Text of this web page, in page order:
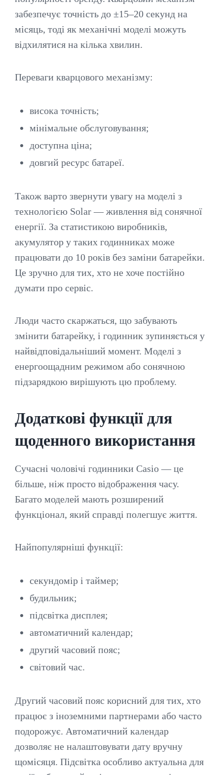
забезпечує точність до ±15–20 секунд на
місяць, тоді як механічні моделі можуть
відхилятися на кілька хвилин.
Переваги кварцового механізму:
висока точність;
мінімальне обслуговування;
доступна ціна;
довгий ресурс батареї.
Також варто звернути увагу на моделі з
технологією Solar — живлення від сонячної
енергії. За статистикою виробників,
акумулятор у таких годинниках може
працювати до 10 років без заміни батарейки.
Це зручно для тих, хто не хоче постійно
думати про сервіс.
Люди часто скаржаться, що забувають
змінити батарейку, і годинник зупиняється у
найвідповідальніший момент. Моделі з
енергоощадним режимом або сонячною
підзарядкою вирішують цю проблему.
Додаткові функції для
щоденного використання
Сучасні чоловічі годинники Casio — це
більше, ніж просто відображення часу.
Багато моделей мають розширений
функціонал, який справді полегшує життя.
Найпопулярніші функції:
секундомір і таймер;
будильник;
підсвітка дисплея;
автоматичний календар;
другий часовий пояс;
світовий час.
Другий часовий пояс корисний для тих, хто
працює з іноземними партнерами або часто
подорожує. Автоматичний календар
дозволяє не налаштовувати дату вручну
щомісяця. Підсвітка особливо актуальна для